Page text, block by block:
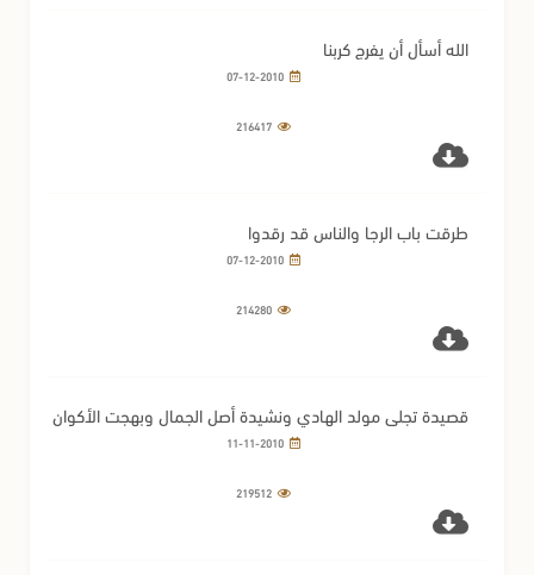
الله أسأل أن يفرج كربنا
07-12-2010
216417
طرقت باب الرجا والناس قد رقدوا
07-12-2010
214280
قصيدة تجلى مولد الهادي ونشيدة أصل الجمال وبهجت الأكوان
11-11-2010
219512